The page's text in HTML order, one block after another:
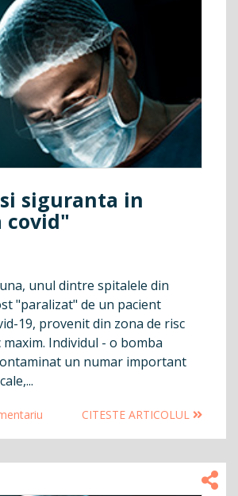
siguranta in
covid"
unul dintre spitalele din
"paralizat" de un pacient
19, provenit din zona de risc
Individul - o bomba
un numar important
CITESTE ARTICOLUL